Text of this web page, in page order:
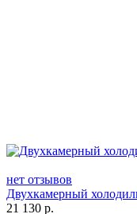
нет отзывов
Двухкамерный
21 130 р.